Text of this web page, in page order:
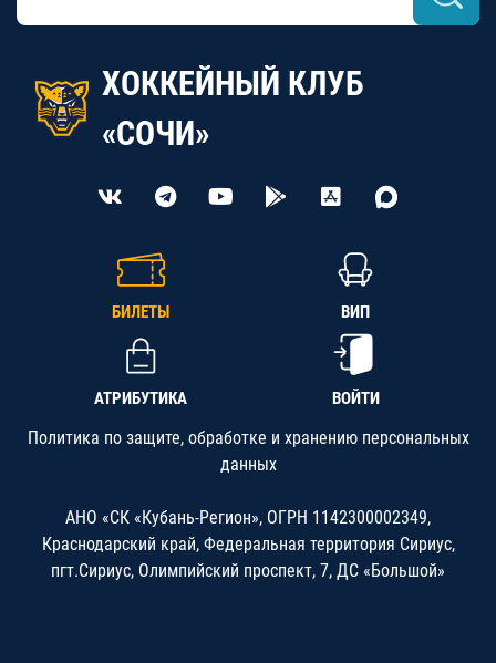
ХОККЕЙНЫЙ КЛУБ
«СОЧИ»
БИЛЕТЫ ВИП
АТРИБУТИКА ВОЙТИ
Политика по защите, обработке и хранению персональных
данных
АНО «СК «Кубань-Регион», ОГРН 1142300002349,
Краснодарский край, Федеральная территория Сириус,
пгт.Сириус, Олимпийский проспект, 7, ДС «Большой»